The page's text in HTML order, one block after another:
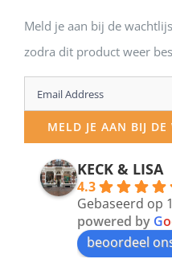
Meld je aan bij de
zodra dit product weer
Enter
your
email
address
MELD JE AAN BIJ DE
KECK & LISA
4.3
Gebaseerd op
powered by Go
beoordeel